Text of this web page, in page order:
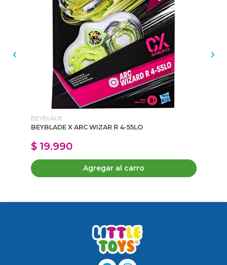
BEYBLADE
BEYBLADE X ARC WIZAR R 4-55LO
$ 19.990
Agregar al carro